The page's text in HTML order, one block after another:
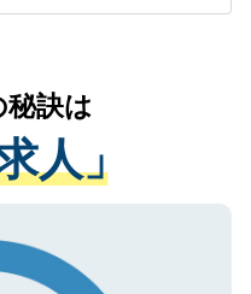
タはご本人の許可
についての厳密な
者のみに付与され
を取得済みです。
ご安心ください。
機関の状況や紹介
切なアドバイスを
ぐにご転職をされ
ポートが可能です
ださい。
秘訣は
人」